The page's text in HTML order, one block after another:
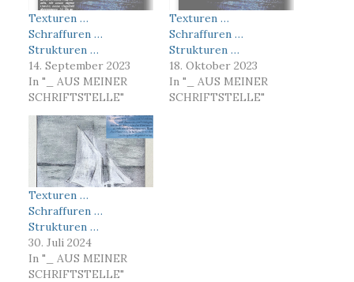
Texturen …
Schraffuren …
Strukturen …
14. September 2023
In "_ AUS MEINER
SCHRIFTSTELLE"
Texturen …
Schraffuren …
Strukturen …
18. Oktober 2023
In "_ AUS MEINER
SCHRIFTSTELLE"
Texturen …
Schraffuren …
Strukturen …
30. Juli 2024
In "_ AUS MEINER
SCHRIFTSTELLE"